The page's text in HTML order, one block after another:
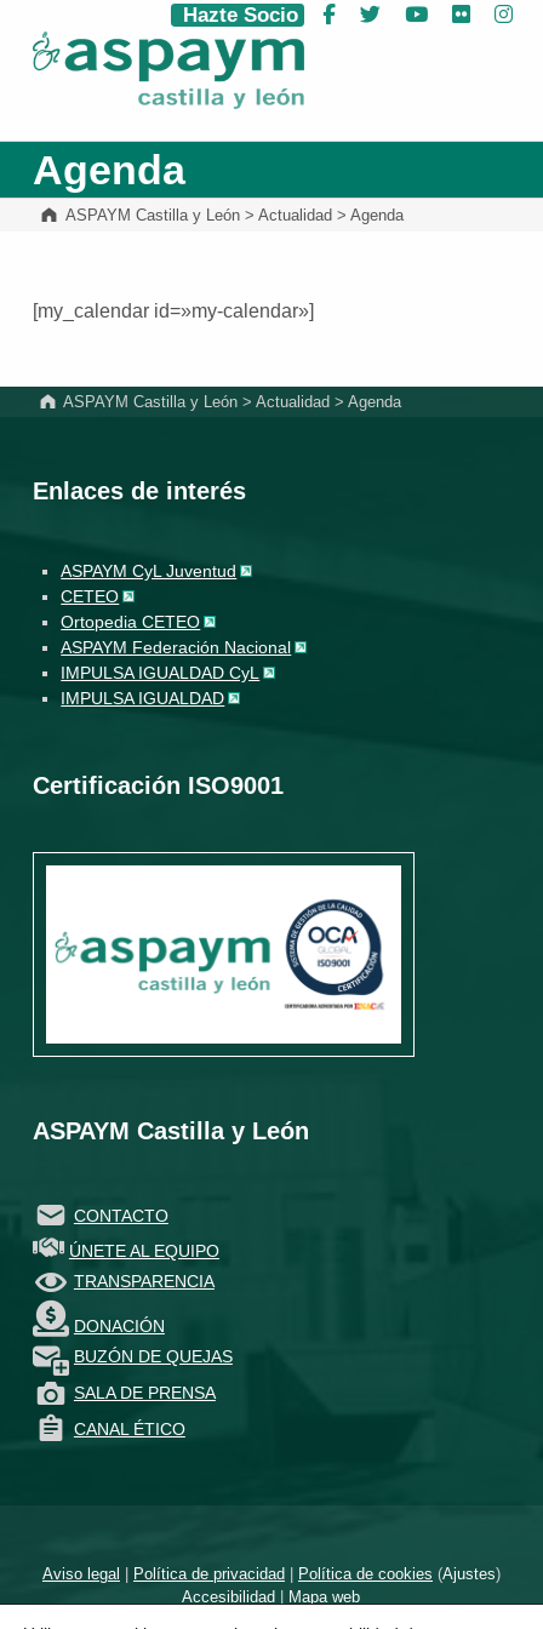
ASPAYM Castilla y León
Hazte Socio Facebook
Twitter YouTube
Flickr
Agenda
ASPAYM Castilla y León> Actualidad > Agenda
[my_calendar id=»my-calendar»]
ASPAYM Castilla y León >Actualidad >Agenda
Enlaces de interés
ASPAYM CyL Juventud
CETEO
Ortopedia CETEO
ASPAYM Federación Nacional
IMPULSA IGUALDAD CyL
IMPULSA IGUALDAD
Certificación ISO9001
ASPAYM Castilla y León
CONTACTO
ÚNETE AL EQUIPO
TRANSPARENCIA
DONACIÓN
BUZÓN DE QUEJAS
SALA DE PRENSA
CANAL ÉTICO
Aviso legal | Política de privacidad| Política de cookies (Ajustes)
Accesibilidad | Mapa web